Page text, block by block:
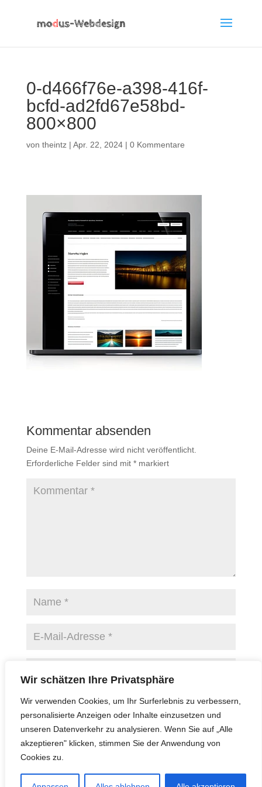
Wir schätzen Ihre Privatsphäre
Wir verwenden Cookies, um Ihr Surferlebnis zu verbessern,
personalisierte Anzeigen oder Inhalte einzusetzen und
unseren Datenverkehr zu analysieren. Wenn Sie auf „Alle
akzeptieren" klicken, stimmen Sie der Anwendung von
Cookies zu.
0-d466f76e-a398-416f-
bcfd-ad2fd67e58bd-
800×800
von theintz| Apr. 22, 2024| 0 Kommentare
Kommentar absenden
Deine E-Mail-Adresse wird nicht veröffentlicht.
Erforderliche Felder sind mit *markiert
Name, E-Mail-Adresse und Website in diesem
Browser für meinen nächsten Kommentar speichern.
l